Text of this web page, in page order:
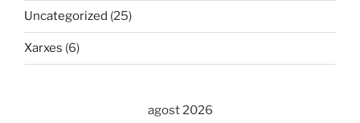
Uncategorized (25)
Xarxes (6)
agost 2026